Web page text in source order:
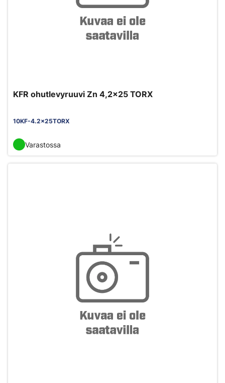
KFR ohutlevyruuvi Zn 4,2x25 TORX
10KF-4.2x25TORX
Varastossa